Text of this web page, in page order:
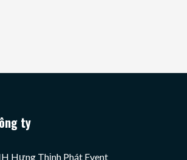
ty
Hưng Thịnh Phát Event